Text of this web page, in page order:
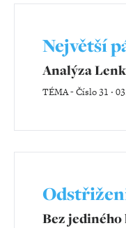
Největší
Analýza
TÉMA-Číslo 31 ‧
Bez jediného